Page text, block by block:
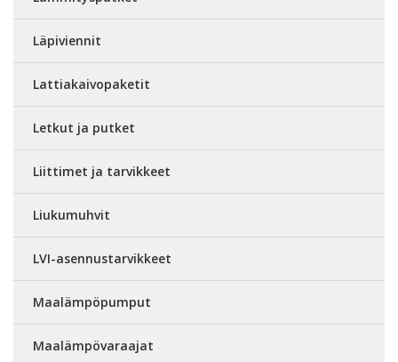
Läpiviennit
Lattiakaivopaketit
Letkut ja putket
Liittimet ja tarvikkeet
Liukumuhvit
LVI-asennustarvikkeet
Maalämpöpumput
Maalämpövaraajat